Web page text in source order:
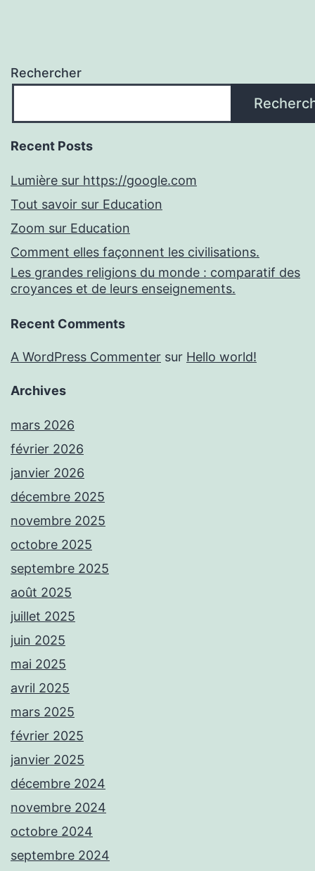
Rechercher
Recent Posts
Lumière sur https://google.com
Tout savoir sur Education
Zoom sur Education
Comment elles façonnent les civilisations.
Les grandes religions du monde : comparatif des
croyances et de leurs enseignements.
Recent Comments
A WordPress Commenter sur Hello world!
Archives
mars 2026
février 2026
janvier 2026
décembre 2025
novembre 2025
octobre 2025
septembre 2025
août 2025
juillet 2025
juin 2025
mai 2025
avril 2025
mars 2025
février 2025
janvier 2025
décembre 2024
novembre 2024
octobre 2024
septembre 2024